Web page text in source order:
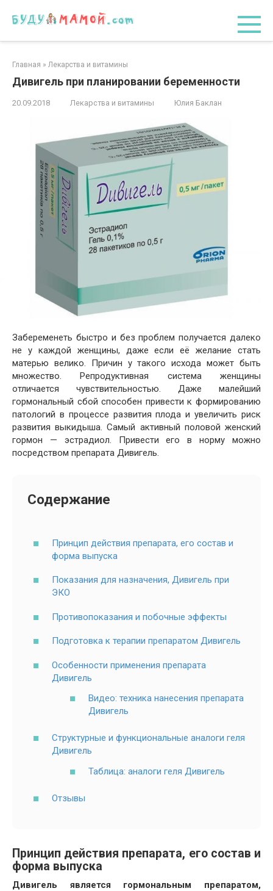
Главная » Лекарства и витамины
Дивигель при планировании беременности
20.09.2018 Лекарства и витамины Юлия Баклан
Забеременеть быстро и без проблем получается далеко
не у каждой женщины, даже если её желание стать
матерью велико. Причин у такого исхода может быть
множество. Репродуктивная система женщины
отличается чувствительностью. Даже малейший
гормональный сбой способен привести к формированию
патологий в процессе развития плода и увеличить риск
развития выкидыша. Самый активный половой женский
гормон — эстрадиол. Привести его в норму можно
посредством препарата Дивигель.
Содержание
Принцип действия препарата, его состав и
форма выпуска
Показания для назначения, Дивигель при
ЭКО
Противопоказания и побочные эффекты
Подготовка к терапии препаратом Дивигель
Особенности применения препарата
Дивигель
Видео: техника нанесения препарата
Дивигель
Структурные и функциональные аналоги геля
Дивигель
Таблица: аналоги геля Дивигель
Отзывы
Принцип действия препарата, его состав и
форма выпуска
Дивигель является гормональным препаратом,